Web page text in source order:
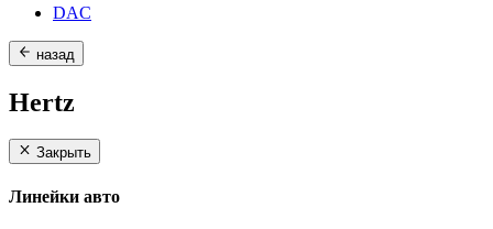
DAC
назад
Hertz
Закрыть
Линейки авто